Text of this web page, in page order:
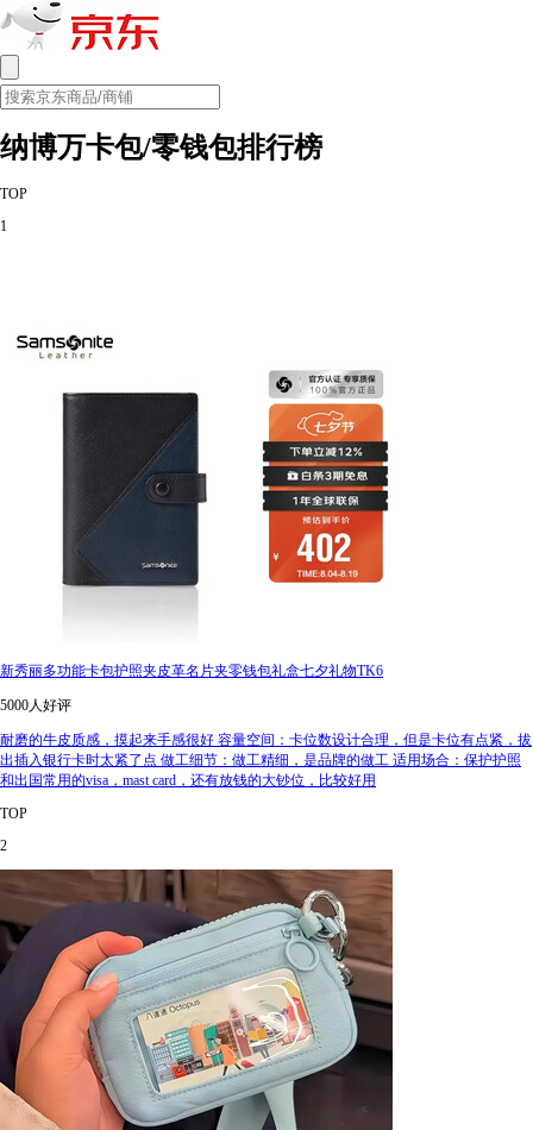
纳博万卡包/零钱包排行榜
TOP
1
新秀丽多功能卡包护照夹皮革名片夹零钱包礼盒七夕礼物TK6
5000人好评
耐磨的牛皮质感，摸起来手感很好 容量空间：卡位数设计合理，但是卡位有点紧，拔
出插入银行卡时太紧了点 做工细节：做工精细，是品牌的做工 适用场合：保护护照
和出国常用的visa，mast card，还有放钱的大钞位，比较好用
TOP
2